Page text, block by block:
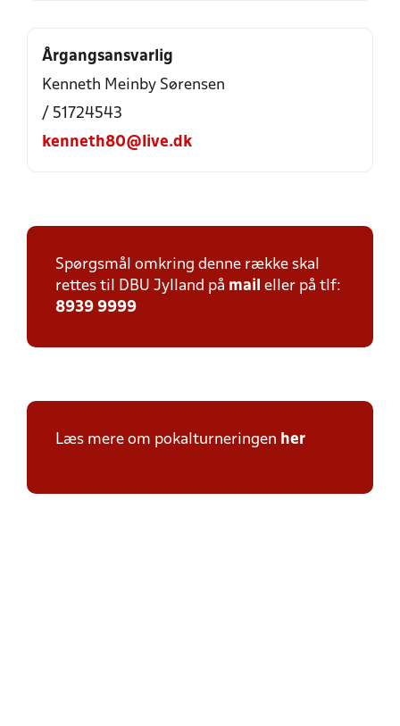
Årgangsansvarlig
Kenneth Meinby Sørensen
/ 51724543
kenneth80@live.dk
Spørgsmål omkring denne række skal
rettes til DBU Jylland på mail eller på tlf:
8939 9999
Læs mere om pokalturneringen her